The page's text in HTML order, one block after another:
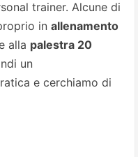
trainer. Alcune di
in allenamento
alla palestra 20
un
e cerchiamo di